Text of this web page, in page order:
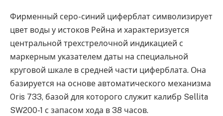
Фирменный серо-синий циферблат символизирует
цвет воды у истоков Рейна и характеризуется
центральной трехстрелочной индикацией с
маркерным указателем даты на специальной
круговой шкале в средней части циферблата. Она
базируется на основе автоматического механизма
Oris 733, базой для которого служит калибр Sellita
SW200-1 с запасом хода в 38 часов.